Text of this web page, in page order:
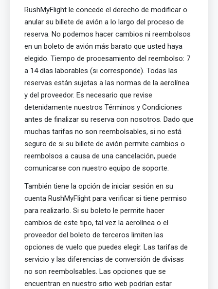
RushMyFlight le concede el derecho de modificar o
anular su billete de avión a lo largo del proceso de
reserva. No podemos hacer cambios ni reembolsos
en un boleto de avión más barato que usted haya
elegido. Tiempo de procesamiento del reembolso: 7
a 14 días laborables (si corresponde). Todas las
reservas están sujetas a las normas de la aerolínea
y del proveedor. Es necesario que revise
detenidamente nuestros Términos y Condiciones
antes de finalizar su reserva con nosotros. Dado que
muchas tarifas no son reembolsables, si no está
seguro de si su billete de avión permite cambios o
reembolsos a causa de una cancelación, puede
comunicarse con nuestro equipo de soporte.
También tiene la opción de iniciar sesión en su
cuenta RushMyFlight para verificar si tiene permiso
para realizarlo. Si su boleto le permite hacer
cambios de este tipo, tal vez la aerolínea o el
proveedor del boleto de terceros limiten las
opciones de vuelo que puedes elegir. Las tarifas de
servicio y las diferencias de conversión de divisas
no son reembolsables. Las opciones que se
encuentran en nuestro sitio web podrían estar